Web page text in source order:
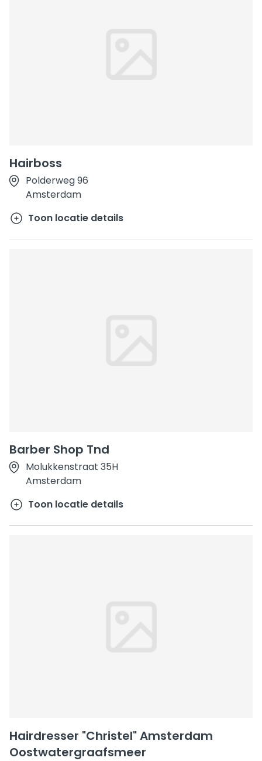
Hairboss
Polderweg 96
Amsterdam
Toon locatie details
Barber Shop Tnd
Molukkenstraat 35H
Amsterdam
Toon locatie details
Hairdresser "Christel" Amsterdam
Oostwatergraafsmeer